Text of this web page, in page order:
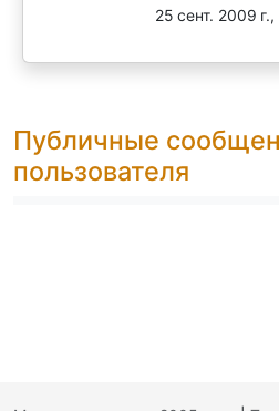
25 сент. 2009
Публичные
пользователя